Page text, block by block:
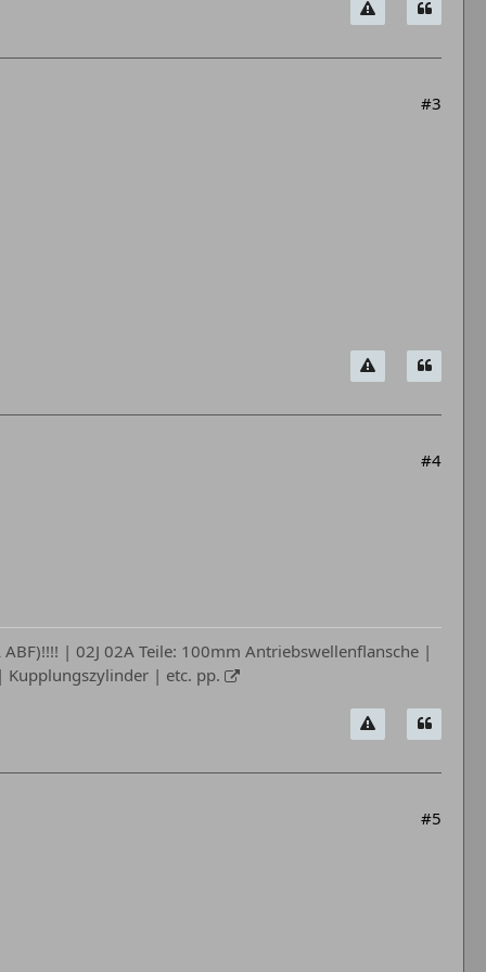
#3
#4
| 02J 02A Teile: 100mm Antriebswellenflansche |
| etc. pp.
#5